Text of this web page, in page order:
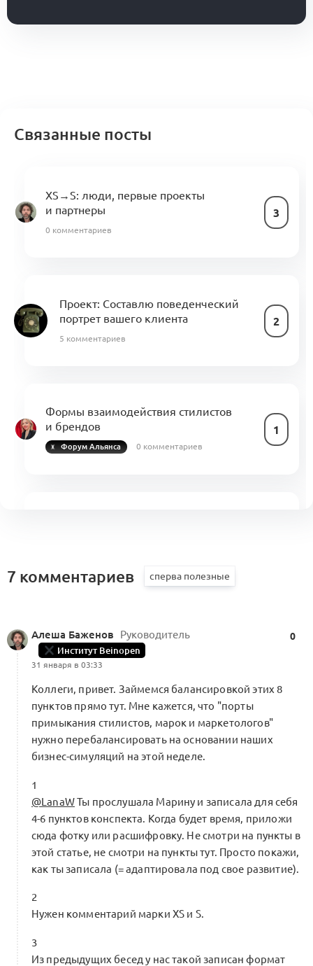
Связанные посты
XS→S: люди, первые проекты
и партнеры
3
0 комментариев
Проект: Составлю поведенческий
портрет вашего клиента
2
5 комментариев
Формы взаимодействия стилистов
и брендов
1
Форум Альянса 0 комментариев
Эталонная траектория марки XS:
продаже
0
Форум Альянса 0 комментариев
0
Форум Альянса 10 комментариев
Форум Альянса 1 комментарий
7 комментариев
Алеша Баженов Руководитель
Институт Beinopen
31 января в 03:33
0
Коллеги, привет. Займемся балансировкой этих 8
пунктов прямо тут. Мне кажется, что "порты
примыкания стилистов, марок и маркетологов"
нужно перебалансировать на основании наших
бизнес-симуляций на этой неделе.
1
@LanaWТы прослушала Марину и записала для себя
4-6 пунктов конспекта. Когда будет время, приложи
сюда фотку или расшифровку. Не смотри на пункты в
этой статье, не смотри на пункты тут. Просто покажи,
как ты записала (= адаптировала под свое развитие).
2
Нужен комментарий марки XS и S.
3
Из предыдущих бесед у нас такой записан формат